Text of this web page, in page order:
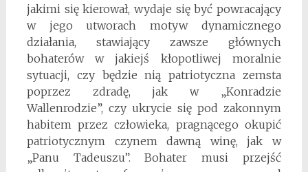
jakimi się kierował, wydaje się być powracający
w jego utworach motyw dynamicznego
działania, stawiający zawsze głównych
bohaterów w jakiejś kłopotliwej moralnie
sytuacji, czy będzie nią patriotyczna zemsta
poprzez zdradę, jak w „Konradzie
Wallenrodzie”, czy ukrycie się pod zakonnym
habitem przez człowieka, pragnącego okupić
patriotycznym czynem dawną winę, jak w
„Panu Tadeuszu”. Bohater musi przejść